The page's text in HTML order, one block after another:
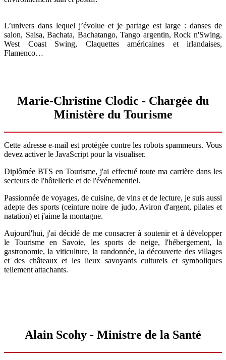
L’univers dans lequel j’évolue et je partage est large : danses de
salon, Salsa, Bachata, Bachatango, Tango argentin, Rock n'Swing,
West Coast Swing, Claquettes américaines et irlandaises,
Flamenco…
Marie-Christine Clodic - Chargée du
Ministère du Tourisme
Cette adresse e-mail est protégée contre les robots spammeurs. Vous
devez activer le JavaScript pour la visualiser.
Diplômée BTS en Tourisme, j'ai effectué toute ma carrière dans les
secteurs de l'hôtellerie et de l'événementiel.
Passionnée de voyages, de cuisine, de vins et de lecture, je suis aussi
adepte des sports (ceinture noire de judo, Aviron d'argent, pilates et
natation) et j'aime la montagne.
Aujourd'hui, j'ai décidé de me consacrer à soutenir et à développer
le Tourisme en Savoie, les sports de neige, l'hébergement, la
gastronomie, la viticulture, la randonnée, la découverte des villages
et des châteaux et les lieux savoyards culturels et symboliques
tellement attachants.
Alain Scohy - Ministre de la Santé